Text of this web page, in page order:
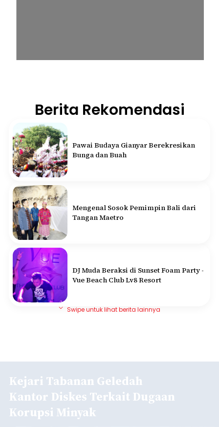
Berita Rekomendasi
Pawai Budaya Gianyar Berekresikan
Bunga dan Buah
Mengenal Sosok Pemimpin Bali dari
Tangan Maetro
DJ Muda Beraksi di Sunset Foam Party -
Vue Beach Club Lv8 Resort
Swipe untuk lihat berita lainnya
Kejari Tabanan Geledah
Kantor Diskes Terkait Dugaan
Korupsi Minyak